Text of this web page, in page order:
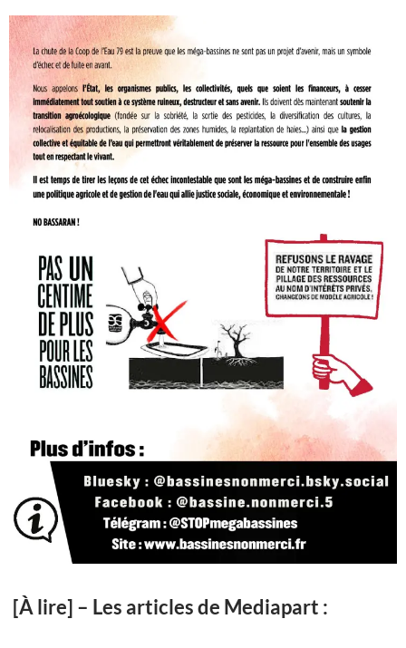
️ [À lire] – Les articles de Mediapart :